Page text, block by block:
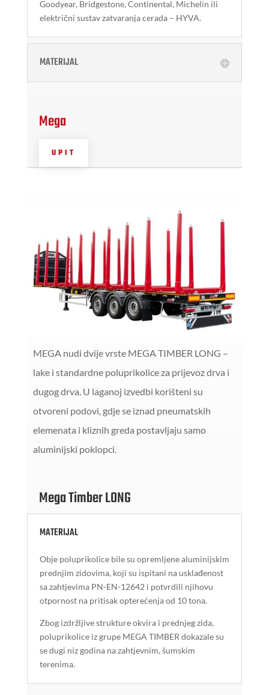
Goodyear, Bridgestone, Continental, Michelin ili
električni sustav zatvaranja cerada – HYVA.
MATERIJAL
Mega
UPIT
MEGA nudi dvije vrste MEGA TIMBER LONG –
lake i standardne poluprikolice za prijevoz drva i
dugog drva. U laganoj izvedbi korišteni su
otvoreni podovi, gdje se iznad pneumatskih
elemenata i kliznih greda postavljaju samo
aluminijski poklopci.
Mega Timber LONG
MATERIJAL
Obje poluprikolice bile su opremljene aluminijskim
prednjim zidovima, koji su ispitani na usklađenost
sa zahtjevima PN-EN-12642 i potvrdili njihovu
otpornost na pritisak opterećenja od 10 tona.
Zbog izdržljive strukture okvira i prednjeg zida,
poluprikolice iz grupe MEGA TIMBER dokazale su
se dugi niz godina na zahtjevnim, šumskim
terenima.